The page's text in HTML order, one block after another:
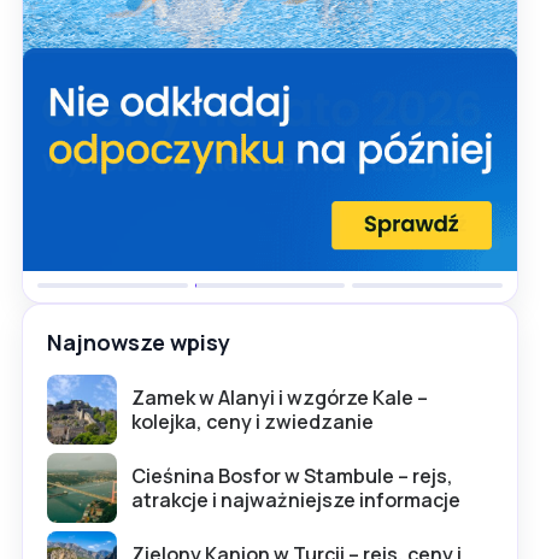
Najnowsze wpisy
Zamek w Alanyi i wzgórze Kale –
kolejka, ceny i zwiedzanie
Cieśnina Bosfor w Stambule – rejs,
atrakcje i najważniejsze informacje